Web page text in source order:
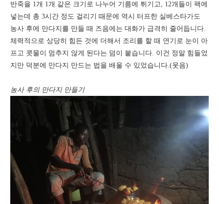
반죽을 1개 1개 같은 크기로 나누어 기름에 튀기고, 12개들이 팩에
넣는데 총 3시간 정도 걸리기 때문에 역시 터프한 실베스타가도
농사 후에 만다지를 만들 때 즈음에는 대화가 급격히 줄어듭니다.
체력적으로 상당히 힘든 것에 더해서 조리를 할 때 연기로 눈이 아
프고 콧물이 멈추지 않게 된다는 덤이 붙습니다. 이건 정말 힘들었
지만 덕분에 만다지 만드는 법을 배울 수 있었습니다.(웃음)
농사 후의 만다지 만들기